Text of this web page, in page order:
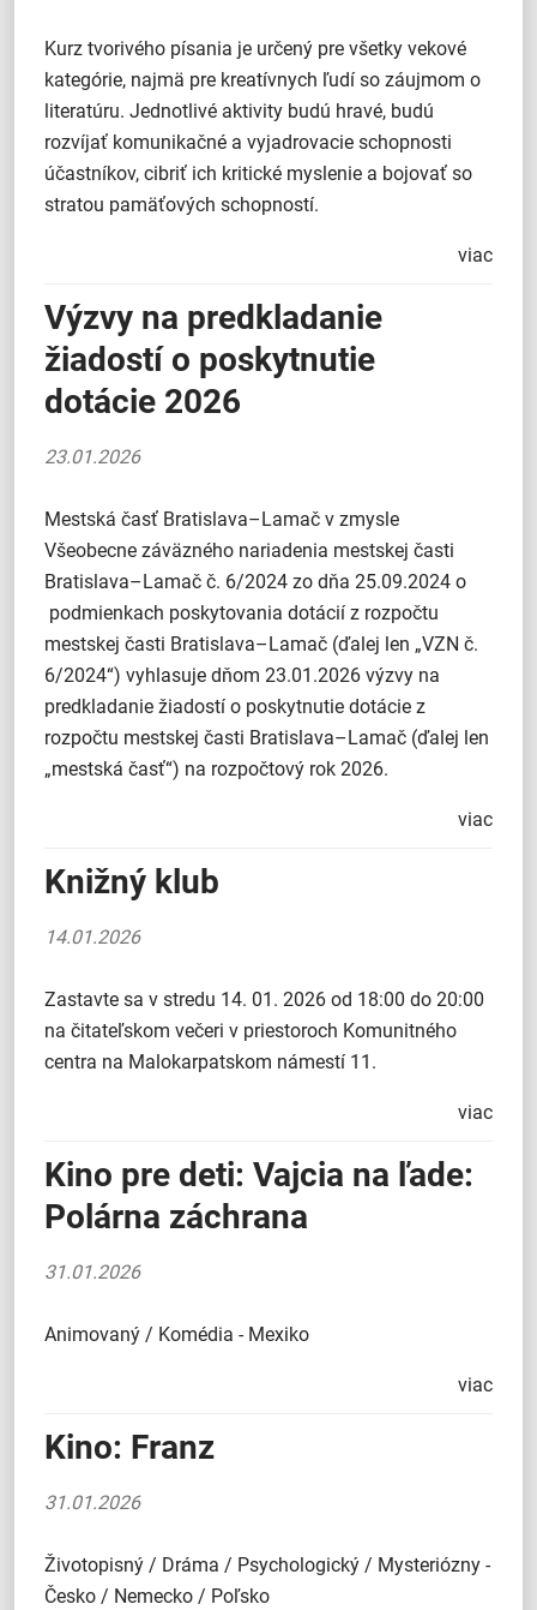
Kurz tvorivého písania je určený pre všetky vekové
kategórie, najmä pre kreatívnych ľudí so záujmom o
literatúru. Jednotlivé aktivity budú hravé, budú
rozvíjať komunikačné a vyjadrovacie schopnosti
účastníkov, cibriť ich kritické myslenie a bojovať so
stratou pamäťových schopností.
viac
Výzvy na predkladanie
žiadostí o poskytnutie
dotácie 2026
23.01.2026
Mestská časť Bratislava–Lamač v zmysle
Všeobecne záväzného nariadenia mestskej časti
Bratislava–Lamač č. 6/2024 zo dňa 25.09.2024 o
podmienkach poskytovania dotácií z rozpočtu
mestskej časti Bratislava–Lamač (ďalej len „VZN č.
6/2024“) vyhlasuje dňom 23.01.2026 výzvy na
predkladanie žiadostí o poskytnutie dotácie z
rozpočtu mestskej časti Bratislava–Lamač (ďalej len
„mestská časť“) na rozpočtový rok 2026.
viac
Knižný klub
14.01.2026
Zastavte sa v stredu 14. 01. 2026 od 18:00 do 20:00
na čitateľskom večeri v priestoroch Komunitného
centra na Malokarpatskom námestí 11.
viac
Kino pre deti: Vajcia na ľade:
Polárna záchrana
31.01.2026
Animovaný / Komédia - Mexiko
viac
Kino: Franz
31.01.2026
Životopisný / Dráma / Psychologický / Mysteriózny -
Česko / Nemecko / Poľsko